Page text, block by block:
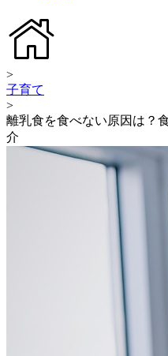
>
子育て
>
離乳食を食べない原因は？
介